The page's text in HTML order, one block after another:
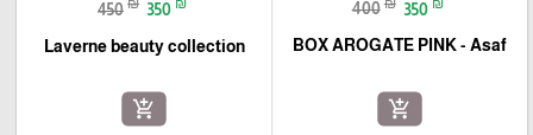
400 350
BOX AROGATE PINK - Asaf
add_shopping_cart
450 ₪ 350 ₪
Laverne beauty collection
add_shopping_cart